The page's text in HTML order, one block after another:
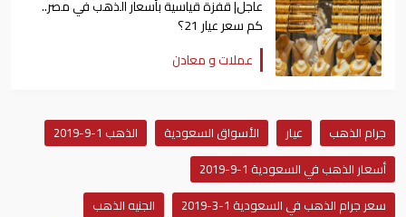
عاجل| قفزة قياسية بأسعار الذهب في مصر..
كم سعر عيار 21؟
عملات و معادن
جرام الذهب عيار الأسواق السعودية
الذهب 1-9-2019
أسعار الذهب في السعودية 1-9-2019
سعر جرام الذهب في السعودية 1-3-2019
الجنيه الذهب